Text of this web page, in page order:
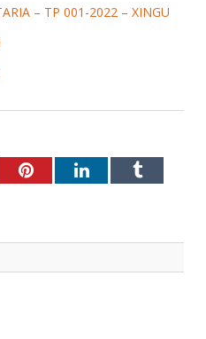
– TP 001-2022 – XINGU
PinterestLinkedInTumblr